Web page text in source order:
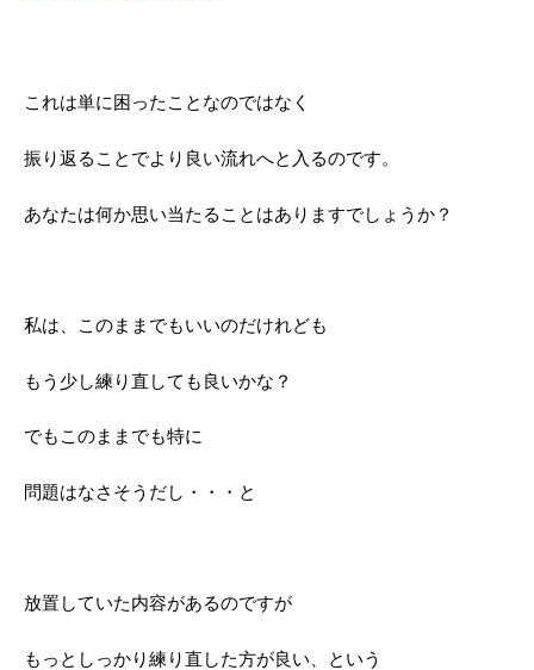
これは単に困ったことなのではなく
振り返ることでより良い流れへと入るのです。
あなたは何か思い当たることはありますでしょうか？
私は、このままでもいいのだけれども
もう少し練り直しても良いかな？
でもこのままでも特に
問題はなさそうだし・・・と
放置していた内容があるのですが
もっとしっかり練り直した方が良い、という